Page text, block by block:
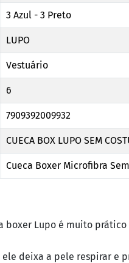
3 Azul - 3 Preto
LUPO
Vestuário
6
7909392009932
CUECA BOX LUPO SEM
Cueca Boxer Microfibra
boxer Lupo é muito
deixa a pele respirar e